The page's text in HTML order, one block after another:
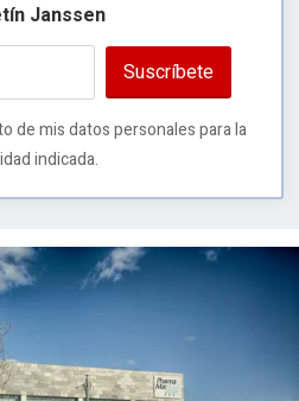
Janssen
Suscríbete
de mis datos personales para la
indicada.